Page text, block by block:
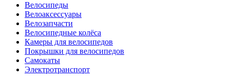
Велосипеды
Велоаксессуары
Велозапчасти
Велосипедные колёса
Камеры для велосипедов
Покрышки для велосипедов
Самокаты
Электротранспорт